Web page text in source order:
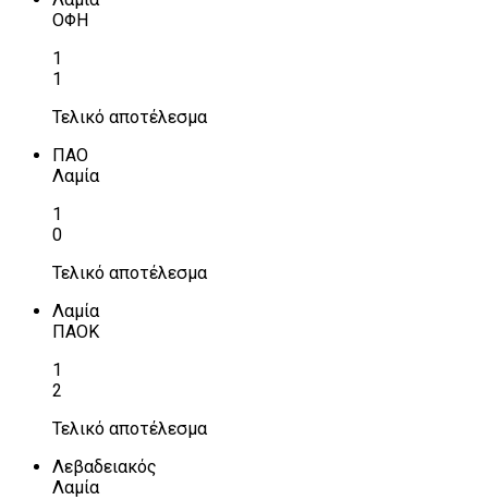
ΟΦΗ
1
1
Τελικό αποτέλεσμα
ΠΑΟ
Λαμία
1
0
Τελικό αποτέλεσμα
Λαμία
ΠΑΟΚ
1
2
Τελικό αποτέλεσμα
Λεβαδειακός
Λαμία